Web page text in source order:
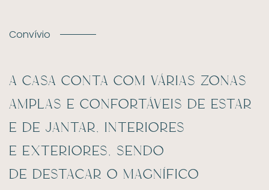
Convívio
A casa conta com várias zonas
amplas e confortáveis de estar
e de jantar, interiores
e exteriores, sendo
de destacar o magnífico